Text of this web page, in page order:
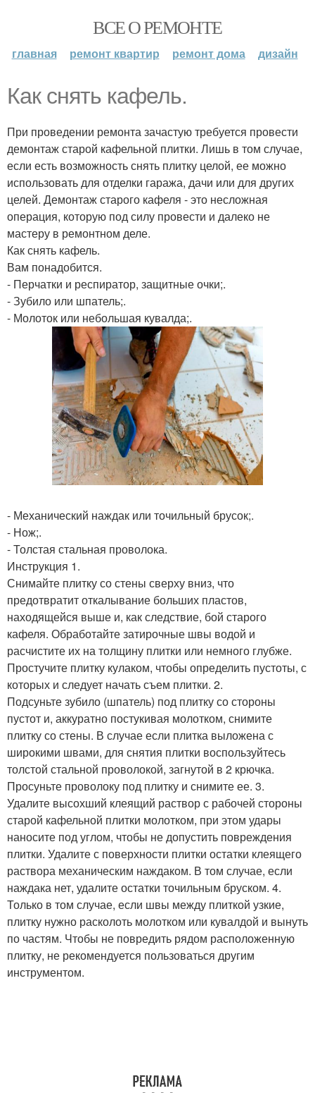
ВСЕ О РЕМОНТЕ
главная ремонт квартир ремонт дома дизайн
Как снять кафель.
При проведении ремонта зачастую требуется провести
демонтаж старой кафельной плитки. Лишь в том случае,
если есть возможность снять плитку целой, ее можно
использовать для отделки гаража, дачи или для других
целей. Демонтаж старого кафеля - это несложная
операция, которую под силу провести и далеко не
мастеру в ремонтном деле.
Как снять кафель.
Вам понадобится.
- Перчатки и респиратор, защитные очки;.
- Зубило или шпатель;.
- Молоток или небольшая кувалда;.
- Механический наждак или точильный брусок;.
- Нож;.
- Толстая стальная проволока.
Инструкция 1.
Снимайте плитку со стены сверху вниз, что
предотвратит откалывание больших пластов,
находящейся выше и, как следствие, бой старого
кафеля. Обработайте затирочные швы водой и
расчистите их на толщину плитки или немного глубже.
Простучите плитку кулаком, чтобы определить пустоты, с
которых и следует начать съем плитки. 2.
Подсуньте зубило (шпатель) под плитку со стороны
пустот и, аккуратно постукивая молотком, снимите
плитку со стены. В случае если плитка выложена с
широкими швами, для снятия плитки воспользуйтесь
толстой стальной проволокой, загнутой в 2 крючка.
Просуньте проволоку под плитку и снимите ее. 3.
Удалите высохший клеящий раствор с рабочей стороны
старой кафельной плитки молотком, при этом удары
наносите под углом, чтобы не допустить повреждения
плитки. Удалите с поверхности плитки остатки клеящего
раствора механическим наждаком. В том случае, если
наждака нет, удалите остатки точильным бруском. 4.
Только в том случае, если швы между плиткой узкие,
плитку нужно расколоть молотком или кувалдой и вынуть
по частям. Чтобы не повредить рядом расположенную
плитку, не рекомендуется пользоваться другим
инструментом.